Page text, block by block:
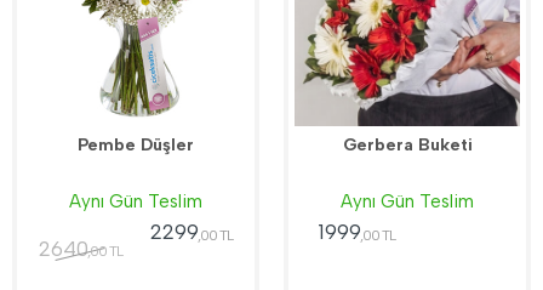
Pembe Düşler
Aynı Gün Teslim
2640,00 TL
2299 ,00 TL
Gerbera Buketi
Aynı Gün Teslim
1999 ,00 TL